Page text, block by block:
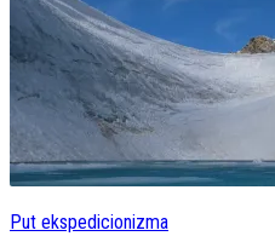
Put ekspedicionizma